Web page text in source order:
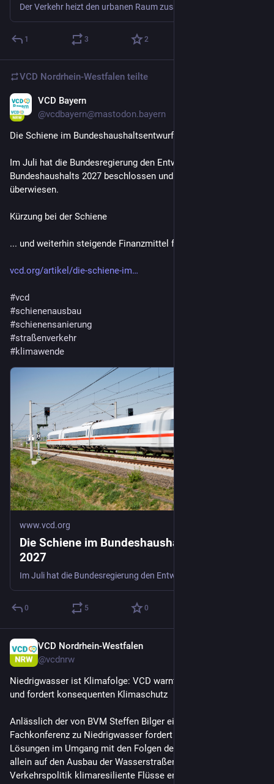
1 3 2
VCD Nordrhein-Westfalen teilte
VCD Bayern
@vcdbayern@mastodon.bayern
Die Schiene im Bundeshaushaltsentwurf 2027
Im Juli hat die Bundesregierung den Entwurf des
Bundeshaushalts 2027 beschlossen und an den Bundestag
überwiesen.
Kürzung bei der Schiene
... und weiterhin steigende Finanzmittel für den Straßenverkehr
vcd.org/artikel/die-schiene-im
#vcd
#schienenausbau
#schienensanierung
#straßenverkehr
#klimawende
www.vcd.org
Die Schiene im Bundeshaushaltsentwurf
2027
0 5 0
VCD Nordrhein-Westfalen
@vcdnrw
Niedrigwasser ist Klimafolge: VCD warnt vor Scheinlösungen
und fordert konsequenten Klimaschutz
Anlässlich der von BVM Steffen Bilger einberufenen
Fachkonferenz zu Niedrigwasser fordert der VCD langfristige
Lösungen im Umgang mit den Folgen der Klimakrise. Statt
allein auf den Ausbau der Wasserstraßen zu setzen, muss die
Verkehrspolitik klimaresiliente Flüsse erhalten, den